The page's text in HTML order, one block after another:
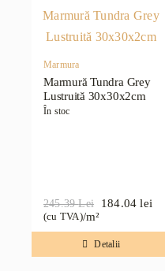
Marmura
Marmură Tundra Grey
Lustruită 30x30x2cm
În stoc
245.39Lei
Prețul
inițial
fost:
184.04lei
Prețul
curent
184.04 lei.
(cu TVA)/m²
Detalii